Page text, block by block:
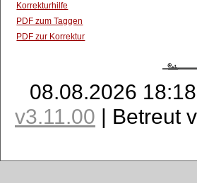
Korrekturhilfe
PDF zum Taggen
PDF zur Korrektur
08.08.2026
v3.11.00 | Betreut